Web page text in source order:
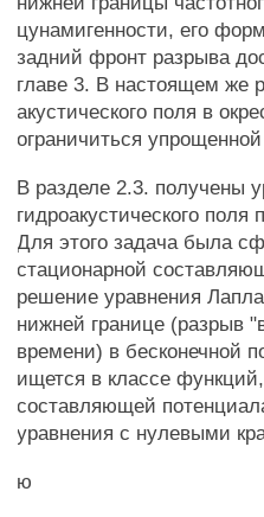
цунамигенности, его
задний фронт разрыва
главе 3. В настоящем же
акустического поля в
ограничиться
В разделе 2.3. получены
гидроакустического
Для этого задача была
стационарной
решение уравнения
нижней границе (разрыв
времени) в бесконечной
ищется в классе
составляющей
уравнения с нулевыми
ю